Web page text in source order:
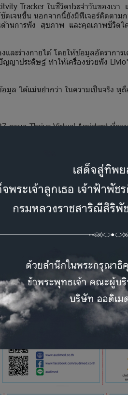
Tracker ในชีวิตประจำวันของเร
จนขึ้น นอกจากนี้ยังมีฟีเจอร์ติดตาม
ด้านการฟัง สุขภาพ และคุณภาพชีวิตไ
ละร่างกายได้ โดยให้ข้อมูลอัตรากา
ญาประดิษฐ์ ทำให้เครื่องช่วยฟัง
ได้แม่นยำกว่า ในความเป็นจริง หู
ภาษา Thrive Virtual Assistant ที่ค
ดและมีประสิทธิภาพที่สุดเท่าที่เคยมีมา